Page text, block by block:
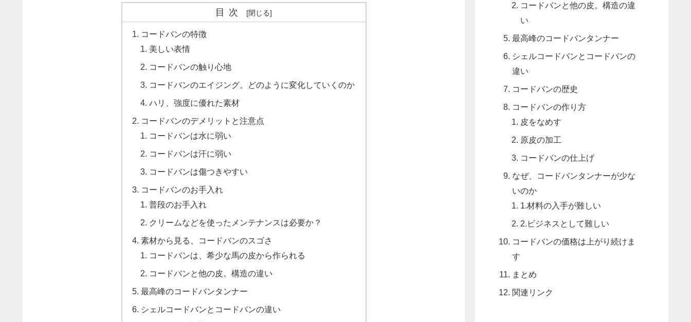
目次
コードバンの特徴
美しい表情
コードバンの触り心地
コードバンのエイジング。どのように変化していくのか
ハリ、強度に優れた素材
コードバンのデメリットと注意点
コードバンは水に弱い
コードバンは汗に弱い
コードバンは傷つきやすい
コードバンのお手入れ
普段のお手入れ
クリームなどを使ったメンテナンスは必要か？
素材から見る、コードバンのスゴさ
コードバンは、希少な馬の皮から作られる
コードバンと他の皮。構造の違い
最高峰のコードバンタンナー
シェルコードバンとコードバンの違い
コードバンと他の皮。構造の違
い
最高峰のコードバンタンナー
シェルコードバンとコードバンの
違い
コードバンの歴史
コードバンの作り方
皮をなめす
原皮の加工
コードバンの仕上げ
なぜ、コードバンタンナーが少な
いのか
1.材料の入手が難しい
2.ビジネスとして難しい
コードバンの価格は上がり続けま
す
まとめ
関連リンク